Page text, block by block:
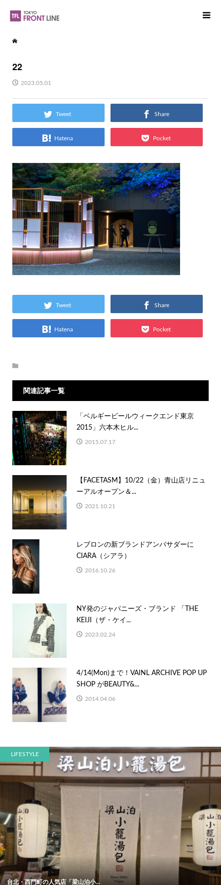
22
2023.05.01
Tweet Share
Hatena Pocket
Tweet Share
Hatena Pocket
関連記事一覧
「ベルギービールウィークエンド東京
2015」六本木ヒル...
2015.07.17
【FACETASM】10/22（金）青山店リニュ
ーアルオープン＆...
2021.10.21
レブロンの新ブランドアンバサダーに
CIARA（シアラ）
2016.10.26
NY発のジャパニーズ・ブランド 「THE
KEIJI（ザ・ケイ...
2023.02.24
4/14(Mon)まで！VAINL ARCHIVE POP UP
SHOP がBEAUTY&...
2014.04.06
LIFESTYLE
台北・西門町の人気店「梁山泊小...